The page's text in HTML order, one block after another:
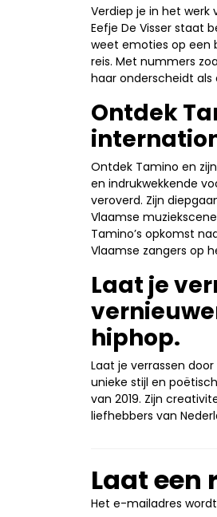
Verdiep je in het werk
Eefje De Visser staat
weet emoties op een
reis. Met nummers
haar onderscheidt als
Ontdek
Ontdek Tamino en
en indrukwekkende
veroverd. Zijn
Vlaamse
Tamino’s opkomst
Vlaamse zangers op
Laat je
hiphop.
Laat je verrassen
unieke stijl en
van 2019. Zijn
liefhebbers van
Laat een
Het e-mailadres